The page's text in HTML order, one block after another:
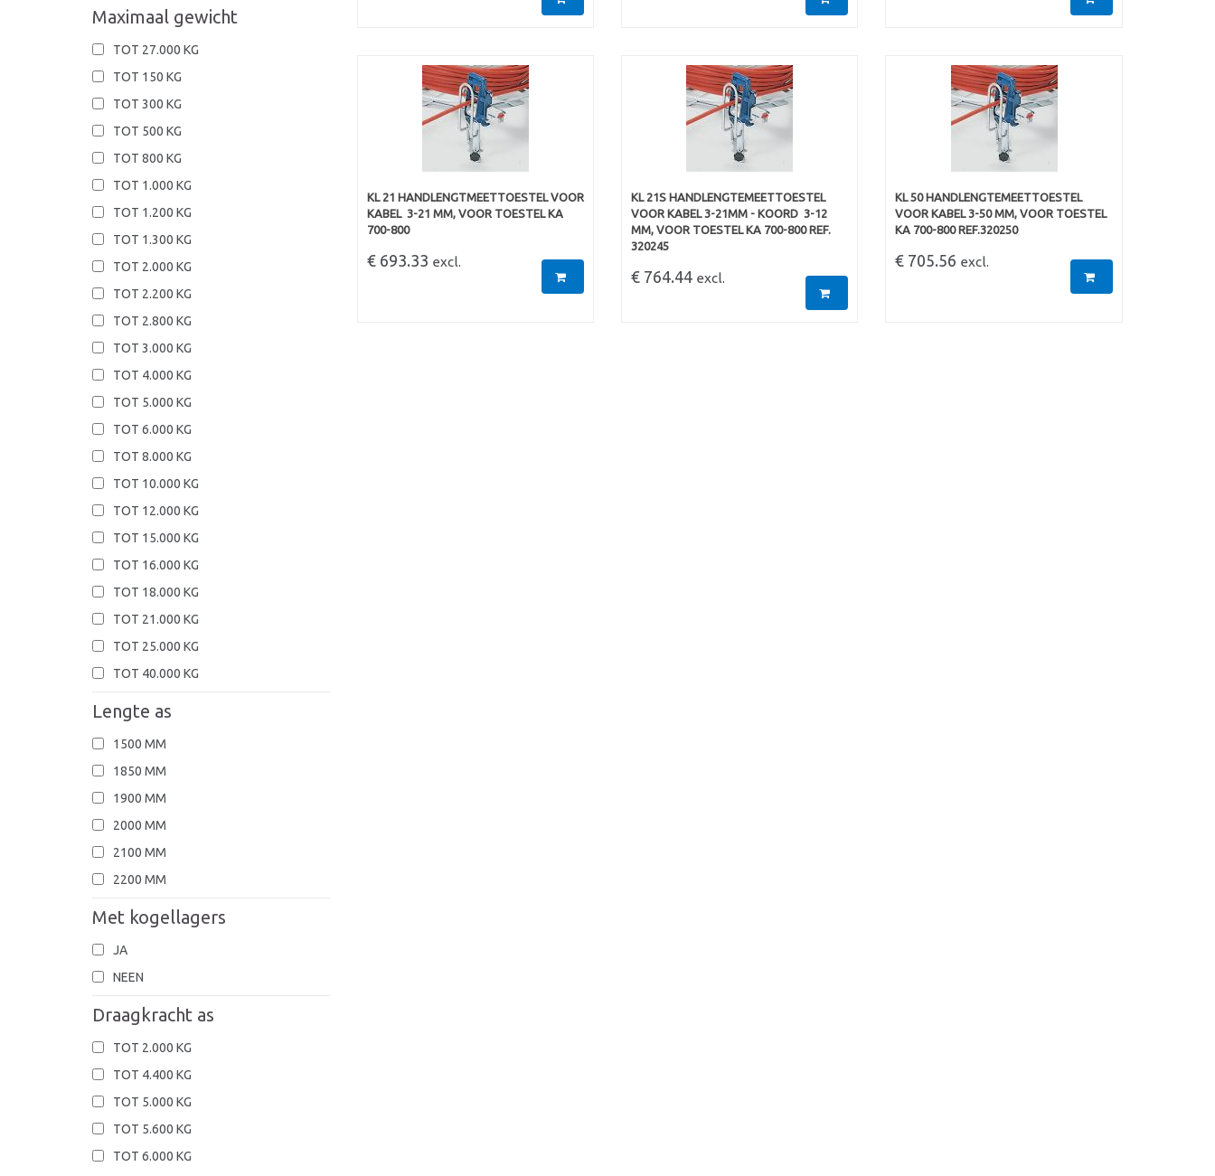
Maximaal gewicht
TOT 27.000 KG
TOT 150 KG
TOT 300 KG
TOT 500 KG
TOT 800 KG
TOT 1.000 KG
TOT 1.200 KG
TOT 1.300 KG
TOT 2.000 KG
TOT 2.200 KG
TOT 2.800 KG
TOT 3.000 KG
TOT 4.000 KG
TOT 5.000 KG
TOT 6.000 KG
TOT 8.000 KG
TOT 10.000 KG
TOT 12.000 KG
TOT 15.000 KG
TOT 16.000 KG
TOT 18.000 KG
TOT 21.000 KG
TOT 25.000 KG
TOT 40.000 KG
Lengte as
1500 MM
1850 MM
1900 MM
2000 MM
2100 MM
2200 MM
Met kogellagers
JA
NEEN
Draagkracht as
TOT 2.000 KG
TOT 4.400 KG
TOT 5.000 KG
TOT 5.600 KG
TOT 6.000 KG
KL 21 HANDLENGTMEETTOESTEL VOOR
KABEL  3-21 MM, VOOR TOESTEL KA
700-800
€ 693.33 excl.
KL 21S HANDLENGTEMEETTOESTEL
VOOR KABEL 3-21MM - KOORD  3-12
MM, VOOR TOESTEL KA 700-800 REF.
320245
€ 764.44 excl.
KL 50 HANDLENGTEMEETTOESTEL
VOOR KABEL 3-50 MM, VOOR TOESTEL
KA 700-800 REF.320250
€ 705.56 excl.